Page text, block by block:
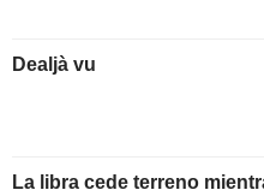
Dealjà vu
La libra cede terreno